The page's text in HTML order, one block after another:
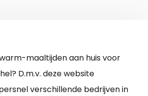
maaltijden aan huis voor
D.m.v. deze website
verschillende bedrijven in